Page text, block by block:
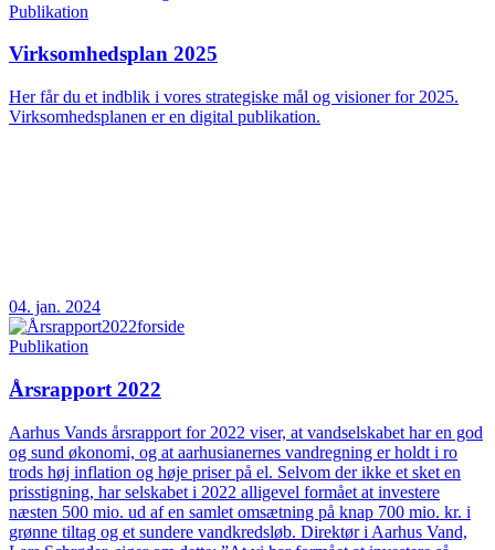
Publikation
Virksomhedsplan 2025
Her får du et indblik i vores strategiske mål og visioner for 2025.
Virksomhedsplanen er en digital publikation.
04. jan. 2024
Publikation
Årsrapport 2022
Aarhus Vands årsrapport for 2022 viser, at vandselskabet har en god
og sund økonomi, og at aarhusianernes vandregning er holdt i ro
trods høj inflation og høje priser på el. Selvom der ikke et sket en
prisstigning, har selskabet i 2022 alligevel formået at investere
næsten 500 mio. ud af en samlet omsætning på knap 700 mio. kr. i
grønne tiltag og et sundere vandkredsløb. Direktør i Aarhus Vand,